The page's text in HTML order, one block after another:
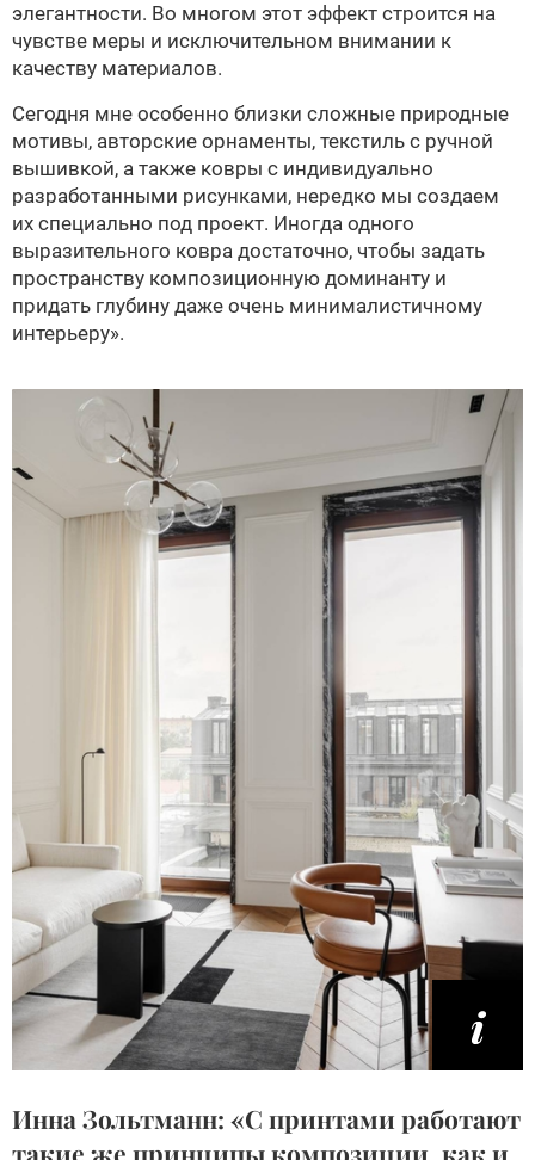
элегантности. Во многом этот эффект строится на
чувстве меры и исключительном внимании к
качеству материалов.
Сегодня мне особенно близки сложные природные
мотивы, авторские орнаменты, текстиль с ручной
вышивкой, а также ковры с индивидуально
разработанными рисунками, нередко мы создаем
их специально под проект. Иногда одного
выразительного ковра достаточно, чтобы задать
пространству композиционную доминанту и
придать глубину даже очень минималистичному
интерьеру».
Инна Зольтманн: «С принтами работают
такие же принципы композиции, как и